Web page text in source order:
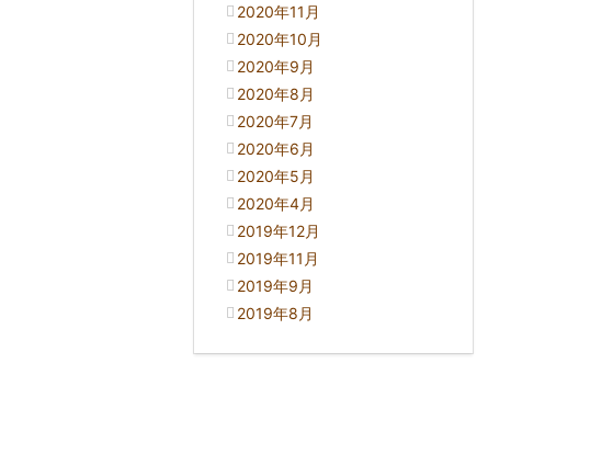
2020年11月
2020年10月
2020年9月
2020年8月
2020年7月
2020年6月
2020年5月
2020年4月
2019年12月
2019年11月
2019年9月
2019年8月